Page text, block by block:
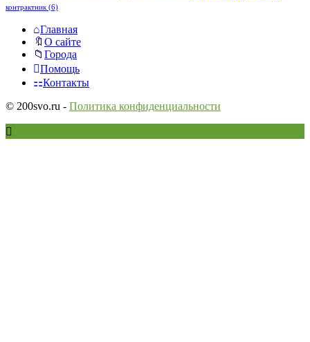
контрактник (6)
Исследовать
Главная
О сайте
Города
Помощь
Контакты
© 200svo.ru - Политика конфиденциальности